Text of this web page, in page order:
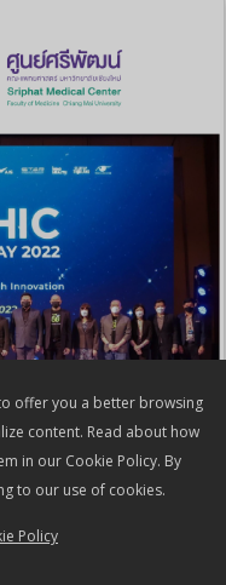
2022
offer you a better browsing
content. Read about how
in our Cookie Policy. By
to our use of cookies.
Policy